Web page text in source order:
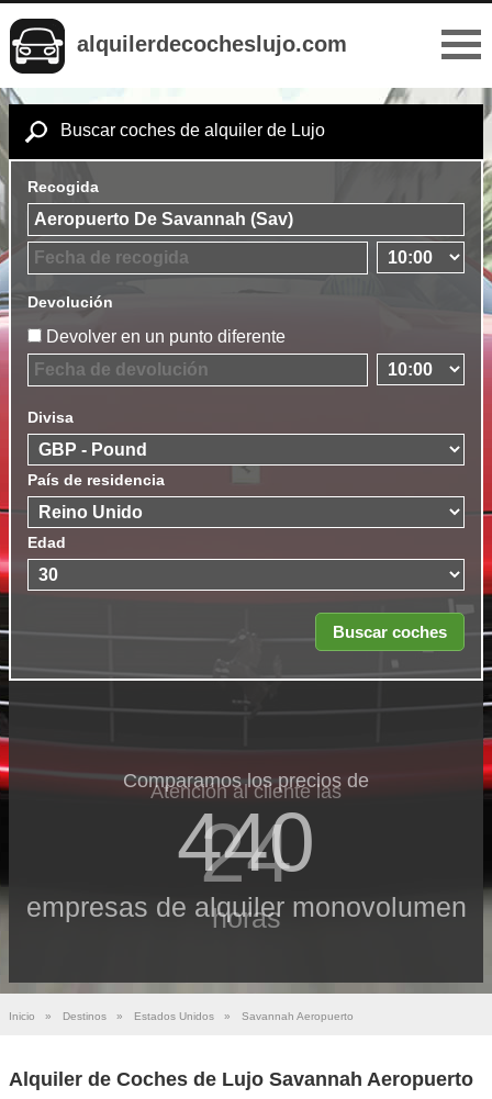
alquilerdecocheslujo.com
Buscar coches de alquiler de Lujo
Recogida
Devolución
Devolver en un punto diferente
Divisa
País de residencia
Edad
Comparamos los precios de
440
empresas de alquiler monovolumen
Atención al cliente las
24
horas
Inicio » Destinos » Estados Unidos » Savannah Aeropuerto
Alquiler de Coches de Lujo Savannah Aeropuerto